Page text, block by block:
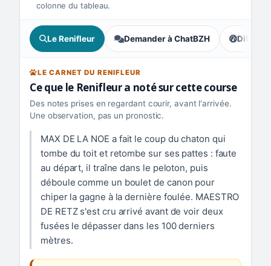
colonne du tableau.
Le Renifleur Demander à ChatBZH ,
LE CARNET DU RENIFLEUR
Ce que le Renifleur a noté sur cette course
Des notes prises en regardant courir, avant l'arrivée.
Une observation, pas un pronostic.
MAX DE LA NOE a fait le coup du chaton qui
tombe du toit et retombe sur ses pattes : faute
au départ, il traîne dans le peloton, puis
déboule comme un boulet de canon pour
chiper la gagne à la dernière foulée. MAESTRO
DE RETZ s'est cru arrivé avant de voir deux
fusées le dépasser dans les 100 derniers
mètres.